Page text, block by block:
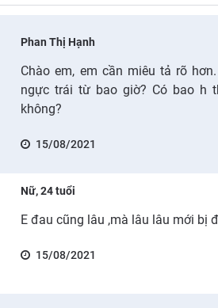
Phan Thị Hạnh
Chào em, em cần miêu tả rõ
ngực trái từ bao giờ? Có bao h
không?
15/08/2021
Nữ, 24 tuổi
E đau cũng lâu ,mà lâu lâu mới bị
15/08/2021